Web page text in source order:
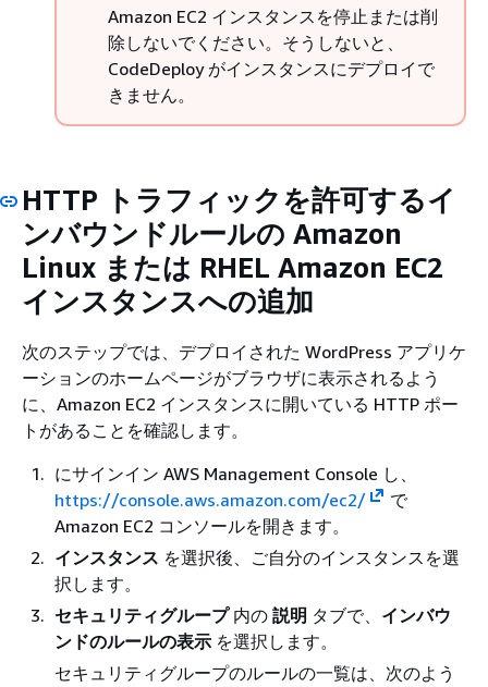
Amazon EC2 インスタンスを停止または削
除しないでください。そうしないと、
CodeDeploy がインスタンスにデプロイで
きません。
HTTP トラフィックを許可するイ
ンバウンドルールの Amazon
Linux または RHEL Amazon EC2
インスタンスへの追加
次のステップでは、デプロイされた WordPress アプリケ
ーションのホームページがブラウザに表示されるよう
に、Amazon EC2 インスタンスに開いている HTTP ポー
トがあることを確認します。
にサインイン AWS Management Console し、
https://console.aws.amazon.com/ec2/
で
Amazon EC2 コンソールを開きます。
インスタンス を選択後、ご自分のインスタンスを選
択します。
セキュリティグループ内の 説明 タブで、 インバウ
ンドのルールの表示 を選択します。
セキュリティグループのルールの一覧は、次のよう